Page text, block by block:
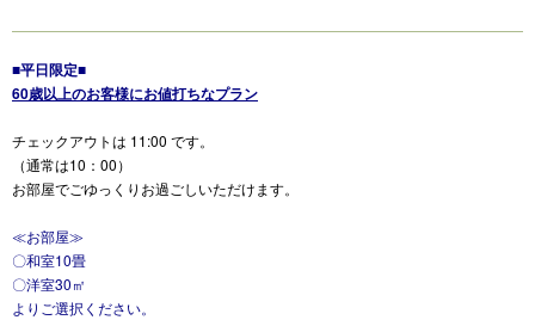
■平日限定■
60歳以上のお客様にお値打ちなプラン
チェックアウトは 11:00 です。
（通常は10：00）
お部屋でごゆっくりお過ごしいただけます。
≪お部屋≫
〇和室10畳
〇洋室30㎡
よりご選択ください。